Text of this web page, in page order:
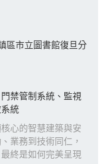
區市立圖書館復旦分
禁管制系統、監視
統
心的智慧建築與安
業務到技術同仁，
終是如何完美呈現